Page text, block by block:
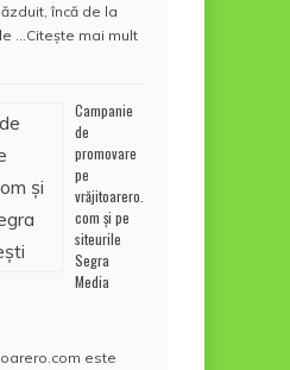
încă de la
… Citește mai mult
Campanie
de
promovare
pe
vrăjitoarero.
com și pe
siteurile
Segra
Media
este